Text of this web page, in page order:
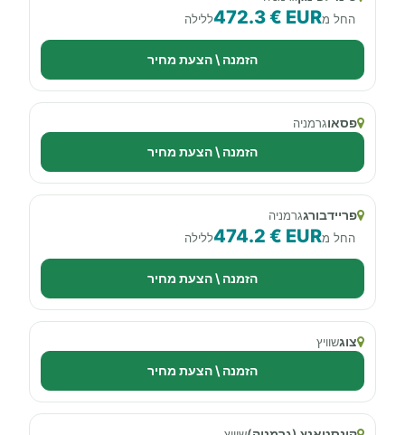
החל מ472.3 € EURללילה
הזמנה \ הצעת מחיר
פסאוגרמניה
הזמנה \ הצעת מחיר
פריידבורגגרמניה
החל מ474.2 € EURללילה
הזמנה \ הצעת מחיר
צוגשוויץ
הזמנה \ הצעת מחיר